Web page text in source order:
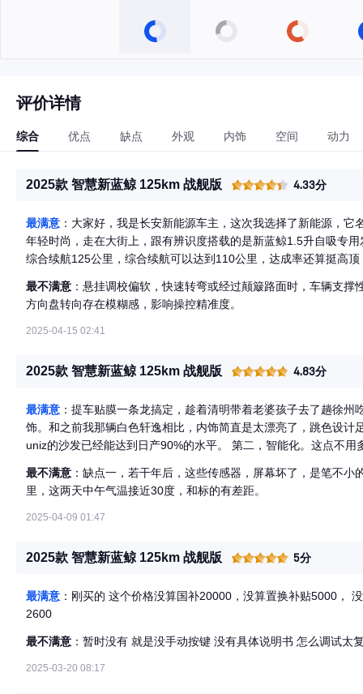
评价详情
综合 优点 缺点 外观 内饰 空间 动力
2025款 智慧新蓝鲸 125km 战舰版 4.33分
最满意 ：大家好，我是长安新能源车主，这次我选择了新能源，
年轻时尚，走在大街上，跟有辨识度搭载的是新蓝鲸1.5升自吸专
综合续航125公里，综合续航可以达到110公里，达成率还算挺高
一度电，充满以后，不到10块钱可以跑110公里，基本都是三天充
助驾驶功能，具备偏离预警、主动刹车等功能，还有全景影像和透
侧气囊等安全装置，这么一款性价比很高的紧凑型新能源SUV，你
最不满意 ：悬挂调校偏软，快速转弯或经过颠簸路面时，车辆支
方向盘转向存在模糊感，影响操控精准度。
2025-04-15 02:41
2025款 智慧新蓝鲸 125km 战舰版 4.83分
最满意 ：提车贴膜一条龙搞定，趁着清明带着老婆孩子去了趟徐
饰。和之前我那辆白色轩逸相比，内饰简直是太漂亮了，跳色设计
uniz的沙发已经能达到日产90%的水平。 第二，智能化。这点不
心停车问题了，马路牙子，直接杀上去！！！ 第四，省钱。实话
常省了，20块钱以内能跑将近100公里，我上班一天来回40来公里
最不满意 ：缺点一，若干年后，这些传感器，屏幕坏了，是笔不
里，这两天中午气温接近30度，和标的有差距。
2025-04-09 01:47
2025款 智慧新蓝鲸 125km 战舰版 5分
最满意 ：刚买的 这个价格没算国补20000，没算置换补贴5000，
2600
最不满意 ：暂时没有 就是没手动按键 没有具体说明书 怎么调试太
2025-03-20 08:17